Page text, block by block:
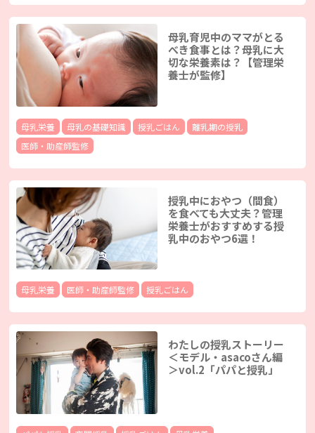
母乳育児中のママがとる
べき食事とは？母乳に大
切な栄養素は？【管理栄
養士が監修】
母乳栄養 母乳の基礎知識 授乳ごはん
離乳期の授乳
医師・助産師監修
授乳中におやつ（間食）
を食べても大丈夫？管理
栄養士がおすすめする授
乳中のおやつ6選！
母乳栄養 医師・助産師監修 授乳ごはん
わたしの授乳ストーリー
＜モデル・asacoさん編
＞vol.2「パパと授乳」